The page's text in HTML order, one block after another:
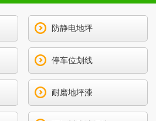
防静电地坪
停车位划线
耐磨地坪漆